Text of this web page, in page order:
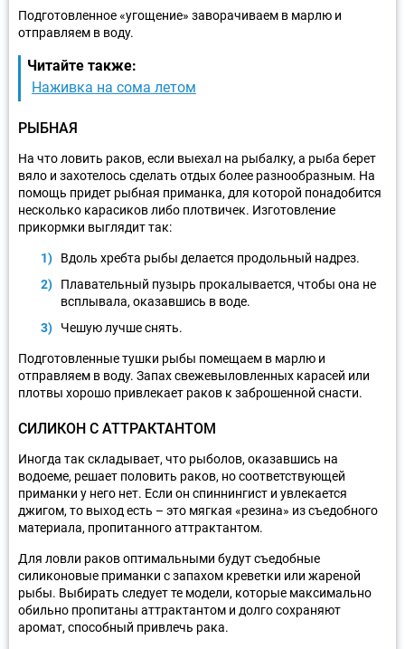
Подготовленное «угощение» заворачиваем в марлю и
отправляем в воду.
Читайте также:
Наживка на сома летом
РЫБНАЯ
На что ловить раков, если выехал на рыбалку, а рыба берет
вяло и захотелось сделать отдых более разнообразным. На
помощь придет рыбная приманка, для которой понадобится
несколько карасиков либо плотвичек. Изготовление
прикормки выглядит так:
Вдоль хребта рыбы делается продольный надрез.
Плавательный пузырь прокалывается, чтобы она не
всплывала, оказавшись в воде.
Чешую лучше снять.
Подготовленные тушки рыбы помещаем в марлю и
отправляем в воду. Запах свежевыловленных карасей или
плотвы хорошо привлекает раков к заброшенной снасти.
СИЛИКОН С АТТРАКТАНТОМ
Иногда так складывает, что рыболов, оказавшись на
водоеме, решает половить раков, но соответствующей
приманки у него нет. Если он спиннингист и увлекается
джигом, то выход есть – это мягкая «резина» из съедобного
материала, пропитанного аттрактантом.
Для ловли раков оптимальными будут съедобные
силиконовые приманки с запахом креветки или жареной
рыбы. Выбирать следует те модели, которые максимально
обильно пропитаны аттрактантом и долго сохраняют
аромат, способный привлечь рака.